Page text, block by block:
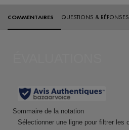
COMMENTAIRES QUESTIONS & RÉPONSES